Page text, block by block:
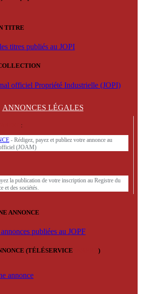
TITRE
titres publiés au JOPI
officiel Propriété Industrielle (JOPI)
ANNONCES LÉGALES
:
- Rédigez, payez et publiez votre annonce au
(JOAM)
la publication de votre inscription au Registre du
et des sociétés.
ANNONCE
publiées au JOPF
(TÉLÉSERVICE )
annonce